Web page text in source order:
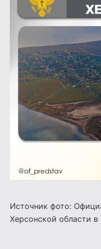
Источник фото:
Херсонской области